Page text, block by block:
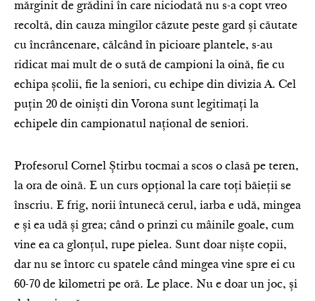
mărginit de grădini în care niciodată nu s-a copt vreo
recoltă, din cauza mingilor căzute peste gard și căutate
cu încrâncenare, călcând în picioare plantele, s-au
ridicat mai mult de o sută de campioni la oină, fie cu
echipa școlii, fie la seniori, cu echipe din divizia A. Cel
puțin 20 de oiniști din Vorona sunt legitimați la
echipele din campionatul național de seniori.
Profesorul Cornel Știrbu tocmai a scos o clasă pe teren,
la ora de oină. E un curs opțional la care toți băieții se
înscriu. E frig, norii întunecă cerul, iarba e udă, mingea
e și ea udă și grea; când o prinzi cu mâinile goale, cum
vine ea ca glonțul, rupe pielea. Sunt doar niște copii,
dar nu se întorc cu spatele când mingea vine spre ei cu
60-70 de kilometri pe oră. Le place. Nu e doar un joc, și